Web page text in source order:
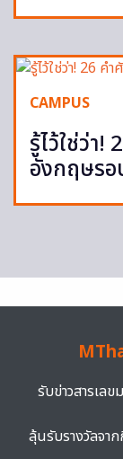
CAMPUS
รู้ไว้ใช่ว่า!
อังกฤษรอ
รับข่าวสารเล
ลุ้นรับรางวัลจา